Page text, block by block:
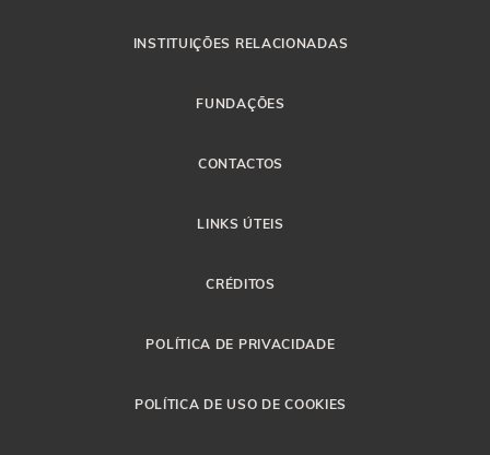
INSTITUIÇÕES RELACIONADAS
FUNDAÇÕES
CONTACTOS
LINKS ÚTEIS
CRÉDITOS
POLÍTICA DE PRIVACIDADE
POLÍTICA DE USO DE COOKIES